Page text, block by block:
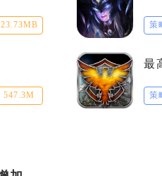
23.73MB 策
547.3M
最
策